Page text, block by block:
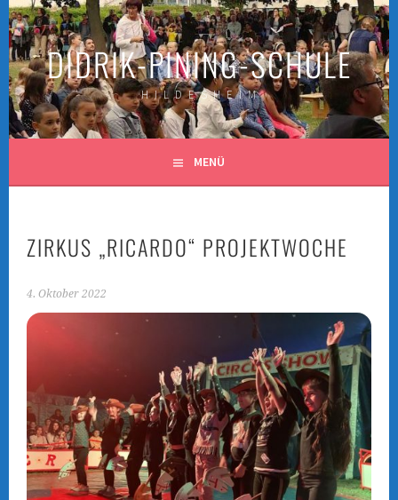
Springe
zum
Inhalt DIDRIK-PINING-SCHULE
H I L D E S H E I M
MENÜ
ZIRKUS „RICARDO“ PROJEKTWOCHE
4. Oktober 2022